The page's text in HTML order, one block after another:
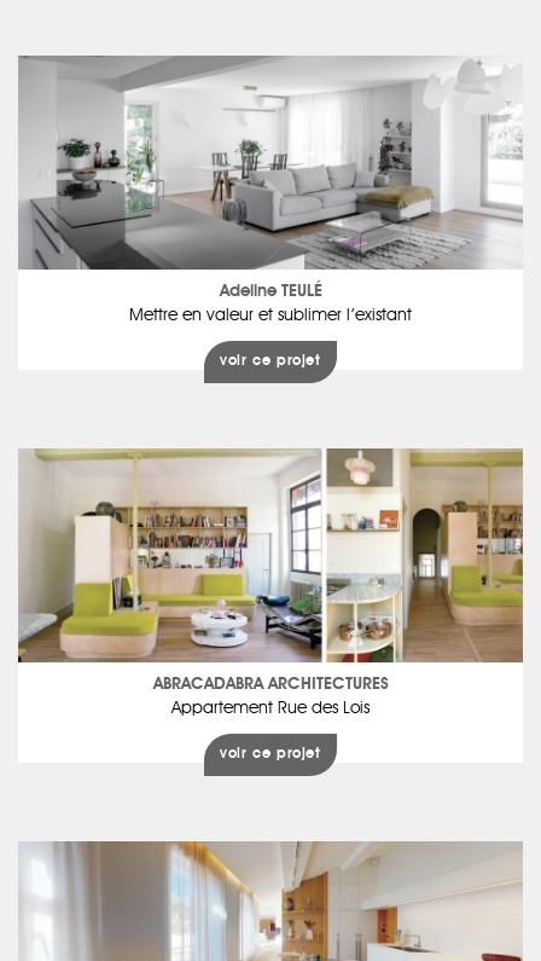
Adeline TEULÉ
Mettre en valeur et sublimer l’existant
voir ce projet
ABRACADABRA ARCHITECTURES
Appartement Rue des Lois
voir ce projet